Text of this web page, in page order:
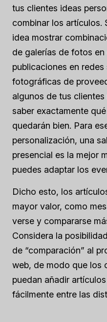
tus clientes ideas
combinar los artículos.
idea mostrar
de galerías de fotos en
publicaciones en
fotográficas de
algunos de tus
saber exactamente
quedarán bien. Para
personalización, una
presencial es la mejor
puedes adaptar los
Dicho esto, los
mayor valor, como
verse y compararse
Considera la
de “comparación” al
web, de modo que los
puedan añadir
fácilmente entre las